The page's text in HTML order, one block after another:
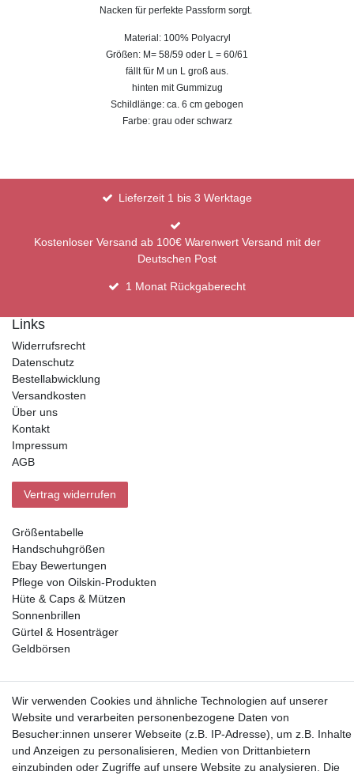
Nacken für perfekte Passform sorgt.
Material: 100% Polyacryl
Größen: M= 58/59 oder L = 60/61
fällt für M un L groß aus.
hinten mit Gummizug
​Schildlänge: ca. 6 cm gebogen
Farbe: grau oder schwarz
Lieferzeit 1 bis 3 Werktage
Kostenloser Versand ab 100€ Warenwert Versand mit der
Deutschen Post
1 Monat Rückgaberecht
Links
Widerrufsrecht
Datenschutz
Bestellabwicklung
Versandkosten
Über uns
Kontakt
Impressum
AGB
Vertrag widerrufen
Größentabelle
Handschuhgrößen
Ebay Bewertungen
Pflege von Oilskin-Produkten
Hüte & Caps & Mützen
Sonnenbrillen
Gürtel & Hosenträger
Geldbörsen
Wir verwenden Cookies und ähnliche Technologien auf unserer
Website und verarbeiten personenbezogene Daten von
Besucher:innen unserer Webseite (z.B. IP-Adresse), um z.B. Inhalte
und Anzeigen zu personalisieren, Medien von Drittanbietern
einzubinden oder Zugriffe auf unsere Website zu analysieren. Die